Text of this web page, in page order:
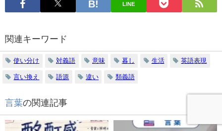
LINE
関連キーワード
使い分け 対義語 意味 暮し 生活 英語表現
言い換え 語源 違い 類義語
言葉の関連記事